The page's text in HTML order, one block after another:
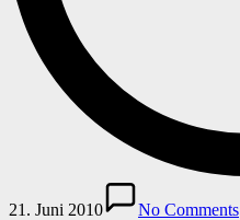
21. Juni 2010
No Comments